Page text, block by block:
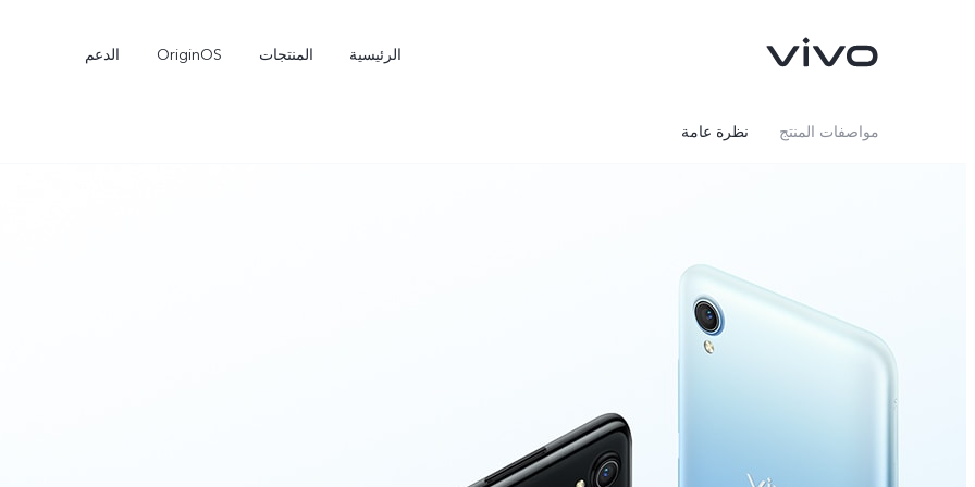
الرئيسية المنتجات OriginOS الدعم
نظرة عامة مواصفات المنتج